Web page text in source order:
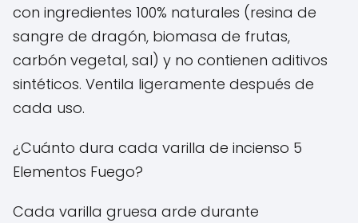
con ingredientes 100% naturales (resina de
sangre de dragón, biomasa de frutas,
carbón vegetal, sal) y no contienen aditivos
sintéticos. Ventila ligeramente después de
cada uso.
¿Cuánto dura cada varilla de incienso 5
Elementos Fuego?
Cada varilla gruesa arde durante